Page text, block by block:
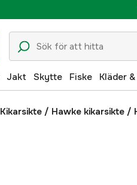
Jakt Skytte Fiske Kläder
Kikarsikte / Hawke kikarsikte /